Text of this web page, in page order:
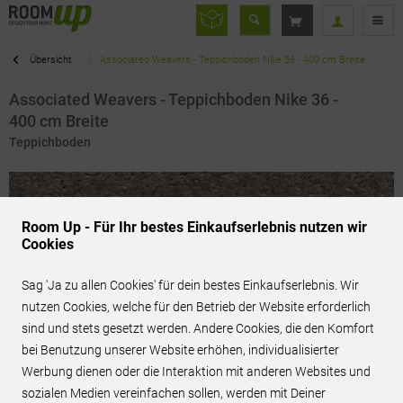
Übersicht Associated Weavers - Teppichboden Nike 36 - 400 cm Breite
Associated Weavers - Teppichboden Nike 36 -
400 cm Breite
Teppichboden
Room Up - Für Ihr bestes Einkaufserlebnis nutzen wir
Cookies
Sag 'Ja zu allen Cookies' für dein bestes Einkaufserlebnis. Wir
nutzen Cookies, welche für den Betrieb der Website erforderlich
sind und stets gesetzt werden. Andere Cookies, die den Komfort
bei Benutzung unserer Website erhöhen, individualisierter
Werbung dienen oder die Interaktion mit anderen Websites und
sozialen Medien vereinfachen sollen, werden mit Deiner